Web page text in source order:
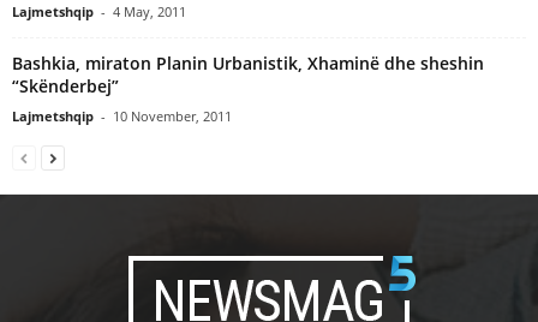
Lajmetshqip - 4 May, 2011
Bashkia, miraton Planin Urbanistik, Xhaminë dhe sheshin
“Skënderbej”
Lajmetshqip - 10 November, 2011